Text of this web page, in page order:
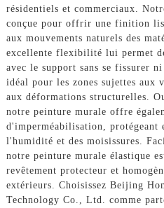
résidentiels et commerciaux.
conçue pour offrir une finition
aux mouvements naturels des
excellente flexibilité lui permet
avec le support sans se fissurer
idéal pour les zones sujettes aux
aux déformations structurelles.
notre peinture murale offre
d'imperméabilisation, protégeant
l'humidité et des moisissures.
notre peinture murale élastique
revêtement protecteur et
extérieurs. Choisissez Beijing
Technology Co., Ltd. comme